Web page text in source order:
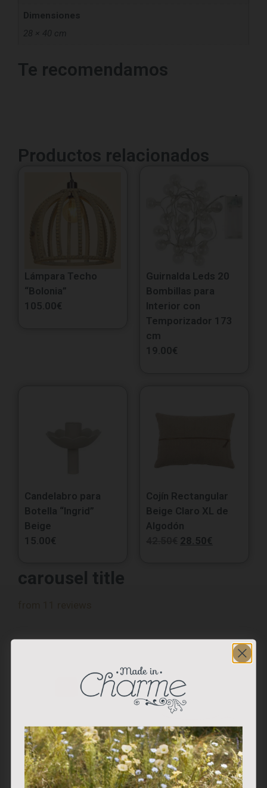
Dimensiones
28 × 40 cm
Te recomendamos
Productos relacionados
Lámpara Techo
“Bolonia”
105.00€
Guirnalda Leds 20
Bombillas para
Interior con
Temporizador 173
cm
19.00€
Candelabro para
Botella “Ingrid”
Beige
15.00€
Cojín Rectangular
Beige Claro XL de
Algodón
28.50€
carousel title